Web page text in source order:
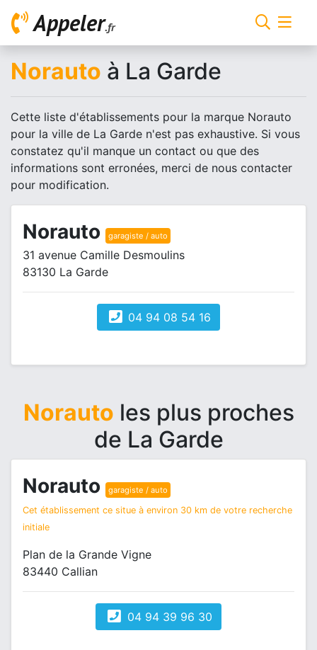
Appeler.fr
Norauto à La Garde
Cette liste d'établissements pour la marque Norauto
pour la ville de La Garde n'est pas exhaustive. Si vous
constatez qu'il manque un contact ou que des
informations sont erronées, merci de nous contacter
pour modification.
Norauto garagiste / auto
31 avenue Camille Desmoulins
83130 La Garde
04 94 08 54 16
Norauto les plus proches
de La Garde
Norauto garagiste / auto
Cet établissement ce situe à environ 30 km de votre recherche
initiale
Plan de la Grande Vigne
83440 Callian
04 94 39 96 30